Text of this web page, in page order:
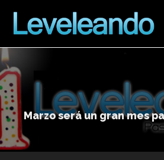
Marzo será un gran mes